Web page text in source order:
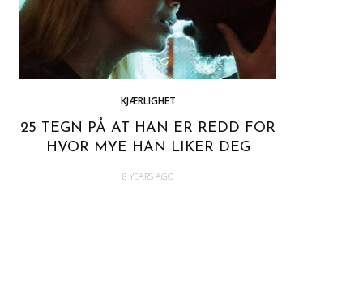
KJÆRLIGHET
25 TEGN PÅ AT HAN ER REDD FOR
HVOR MYE HAN LIKER DEG
8 YEARS AGO